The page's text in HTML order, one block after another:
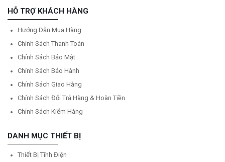
HỖ TRỢ KHÁCH HÀNG
Hướng Dẫn Mua Hàng
Chính Sách Thanh Toán
Chính Sách Bảo Mật
Chính Sách Bảo Hành
Chính Sách Giao Hàng
Chính Sách Đổi Trả Hàng & Hoàn Tiền
Chính Sách Kiểm Hàng
DANH MỤC THIẾT BỊ
Thiết Bị Tĩnh Điện